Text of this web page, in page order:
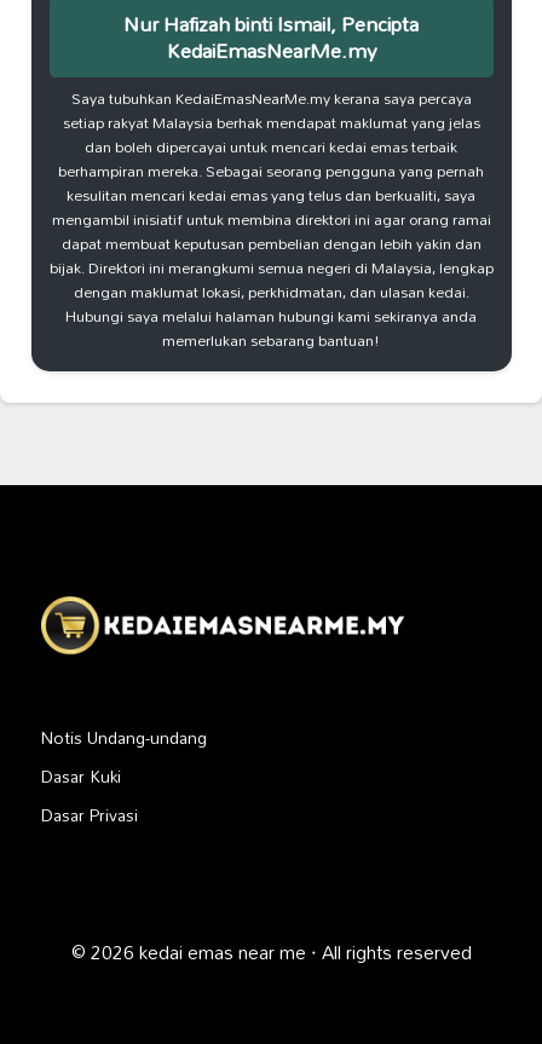
Nur Hafizah binti Ismail, Pencipta
KedaiEmasNearMe.my
Saya tubuhkan KedaiEmasNearMe.my kerana saya percaya
setiap rakyat Malaysia berhak mendapat maklumat yang jelas
dan boleh dipercayai untuk mencari kedai emas terbaik
berhampiran mereka. Sebagai seorang pengguna yang pernah
kesulitan mencari kedai emas yang telus dan berkualiti, saya
mengambil inisiatif untuk membina direktori ini agar orang ramai
dapat membuat keputusan pembelian dengan lebih yakin dan
bijak. Direktori ini merangkumi semua negeri di Malaysia, lengkap
dengan maklumat lokasi, perkhidmatan, dan ulasan kedai.
Hubungi saya melalui halaman hubungi kami sekiranya anda
memerlukan sebarang bantuan!
Notis Undang-undang
Dasar Kuki
Dasar Privasi
© 2026 kedai emas near me · All rights reserved